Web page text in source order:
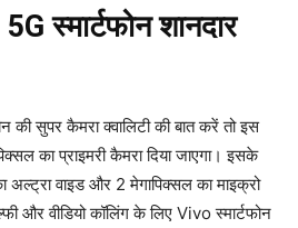
स्मार्टफोन शानदार
सुपर कैमरा क्वालिटी की बात करें तो इस
का प्राइमरी कैमरा दिया जाएगा। इसके
अल्ट्रा वाइड और 2 मेगापिक्सल का माइक्रो
और वीडियो कॉलिंग के लिए Vivo स्मार्टफोन